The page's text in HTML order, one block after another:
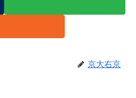
京大右京